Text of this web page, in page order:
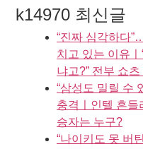
k14970 최신글
“진짜 심각하다
치고 있는 이유
냐고?” 전부 쇼
“삼성도 밀릴 수
충격ㅣ인텔 흔
승자는 누구?
“나이키도 못 버